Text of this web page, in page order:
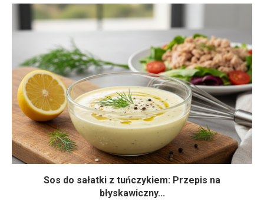
Sos do sałatki z tuńczykiem: Przepis na
błyskawiczny...